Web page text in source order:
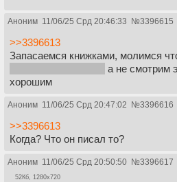
Аноним 11/06/25 Срд 20:46:33 №3396615
>>3396613
Запасаемся книжками, молимся
а не смотрим
хорошим
Аноним 11/06/25 Срд 20:47:02 №3396616
>>3396613
Когда? Что он писал то?
Аноним 11/06/25 Срд 20:50:50 №3396617
52Кб, 1280x720